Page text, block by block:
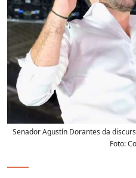
Senador Agustín Dorantes da
Foto: